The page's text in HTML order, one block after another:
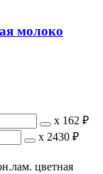
молоко
х 162 ₽
х 2430 ₽
цветная